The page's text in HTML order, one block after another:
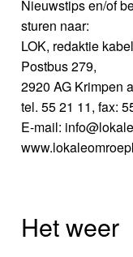
Nieuwstips en/of
sturen naar:
LOK, redaktie
Postbus 279,
2920 AG Krimpen
tel. 55 21 11, fax:
E-mail:
Het weer